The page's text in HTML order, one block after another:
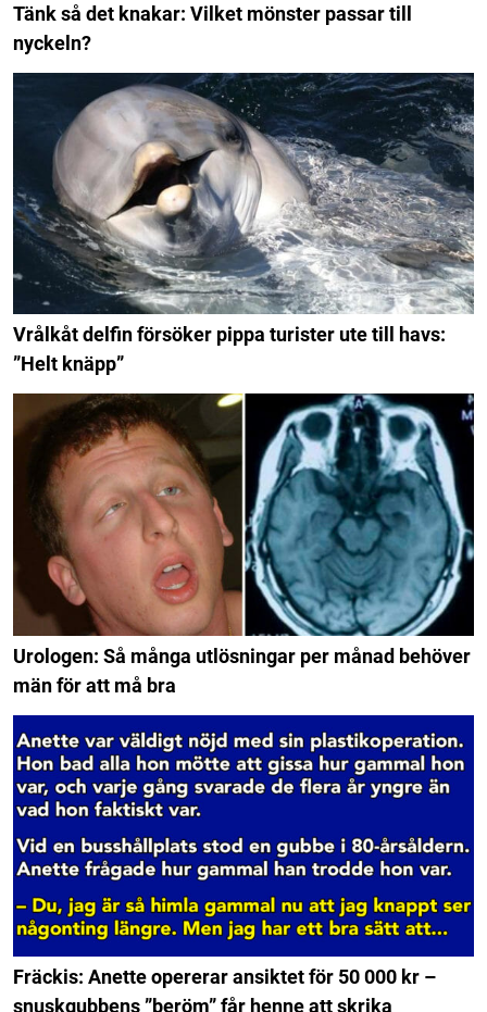
Tänk så det knakar: Vilket mönster passar till
nyckeln?
Vrålkåt delfin försöker pippa turister ute till havs:
”Helt knäpp”
Urologen: Så många utlösningar per månad behöver
män för att må bra
Fräckis: Anette opererar ansiktet för 50 000 kr –
snuskgubbens ”beröm” får henne att skrika